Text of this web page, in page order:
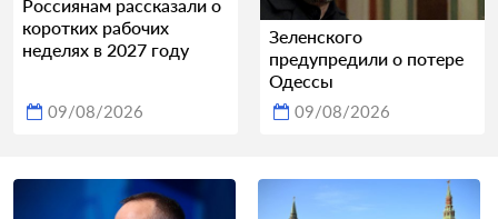
Россиянам рассказали о
коротких рабочих
неделях в 2027 году
09/08/2026
Зеленского
предупредили о потере
Одессы
09/08/2026